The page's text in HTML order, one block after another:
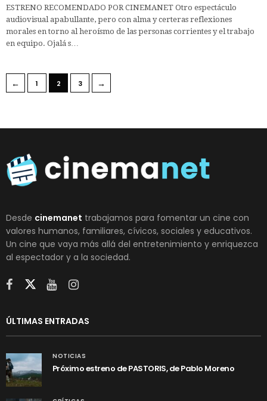
ESTRENO RECOMENDADO POR CINEMANET Otro espectáculo
audiovisual apabullante, pero con alma y certeras reflexiones
morales en torno al heroísmo de las personas corrientes y el trabajo
en equipo. Ojalá s…
← 1 2 3 →
Desde cinemanet trabajamos para fomentar un cine con
valores humanos, familiares, cívicos, sociales y educativos.
Un cine que vaya más allá del entretenimiento y enriquezca
al espectador y a la sociedad.
ÚLTIMAS ENTRADAS
NOTICIAS
Próximo estreno de PASTORIS, de Pablo Moreno